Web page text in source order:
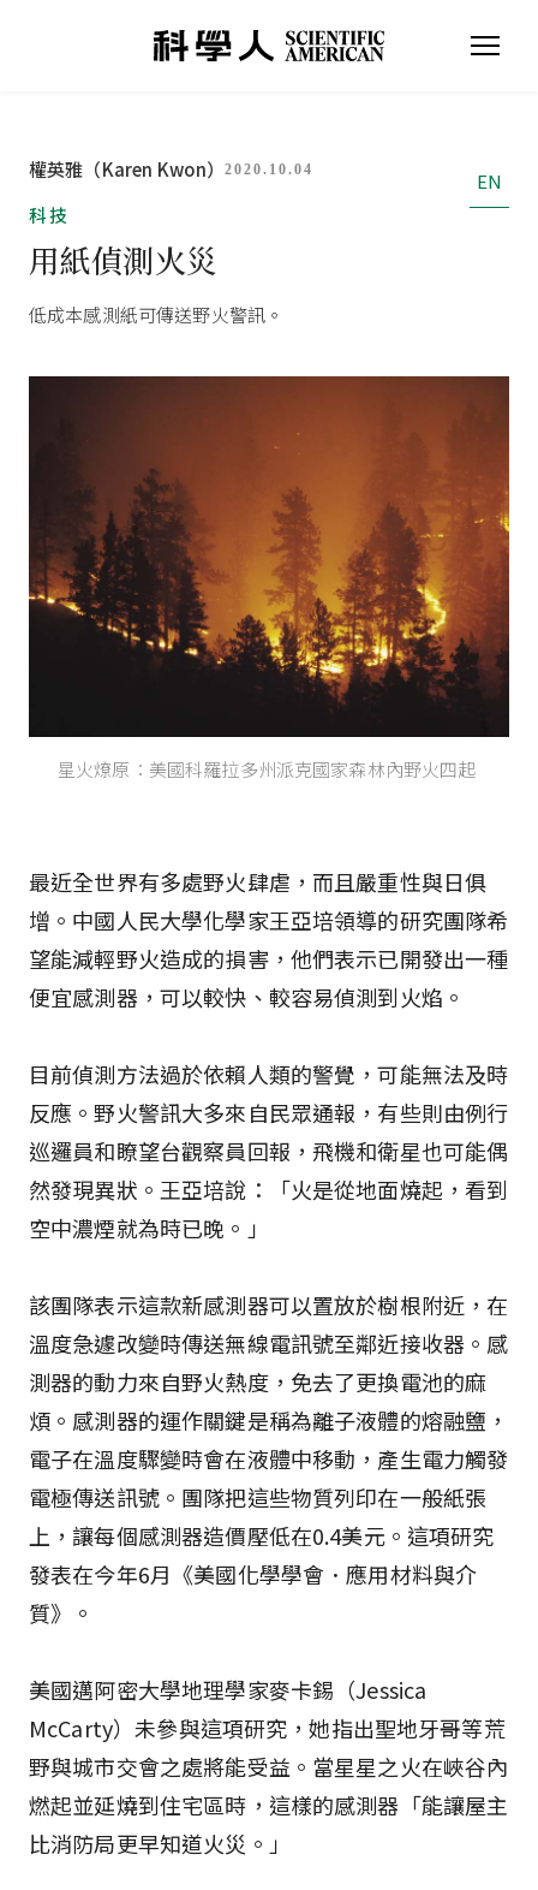
權英雅（Karen Kwon）2020.10.04
EN
科技
用紙偵測火災
低成本感測紙可傳送野火警訊。
星火燎原：美國科羅拉多州派克國家森林內野火四起
最近全世界有多處野火肆虐，而且嚴重性與日俱
增。中國人民大學化學家王亞培領導的研究團隊希
望能減輕野火造成的損害，他們表示已開發出一種
便宜感測器，可以較快、較容易偵測到火焰。
目前偵測方法過於依賴人類的警覺，可能無法及時
反應。野火警訊大多來自民眾通報，有些則由例行
巡邏員和瞭望台觀察員回報，飛機和衛星也可能偶
然發現異狀。王亞培說：「火是從地面燒起，看到
空中濃煙就為時已晚。」
該團隊表示這款新感測器可以置放於樹根附近，在
溫度急遽改變時傳送無線電訊號至鄰近接收器。感
測器的動力來自野火熱度，免去了更換電池的麻
煩。感測器的運作關鍵是稱為離子液體的熔融鹽，
電子在溫度驟變時會在液體中移動，產生電力觸發
電極傳送訊號。團隊把這些物質列印在一般紙張
上，讓每個感測器造價壓低在0.4美元。這項研究
發表在今年6月《美國化學學會．應用材料與介
質》。
美國邁阿密大學地理學家麥卡錫（Jessica
McCarty）未參與這項研究，她指出聖地牙哥等荒
野與城市交會之處將能受益。當星星之火在峽谷內
燃起並延燒到住宅區時，這樣的感測器「能讓屋主
比消防局更早知道火災。」